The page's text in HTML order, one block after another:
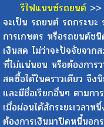
รีไฟแนนซ์รถยนต์
จะเป็น รถยนต์ รถกระบ
การเกษตร หรือรถยนต์ช
เงินสด ไม่ว่าจะปัจจัยจา
ที่ไม่แน่นอน หรือต้องการว
สดซื้อได้ในคราวเดียว จึง
และมีชื่อเรียกอื่นๆ ตามก
เมื่อผ่อนได้สักระยะเวลาห
ต้องการเงินมาปิดหนี้นอก